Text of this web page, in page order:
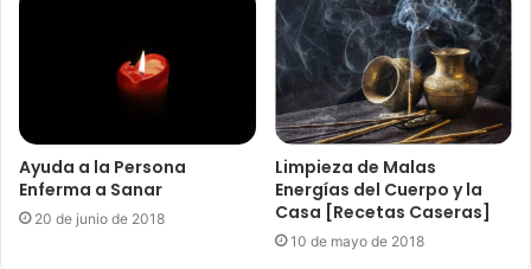
Ayuda a la Persona
Enferma a Sanar
20 de junio de 2018
Limpieza de Malas
Energías del Cuerpo y la
Casa [Recetas Caseras]
10 de mayo de 2018